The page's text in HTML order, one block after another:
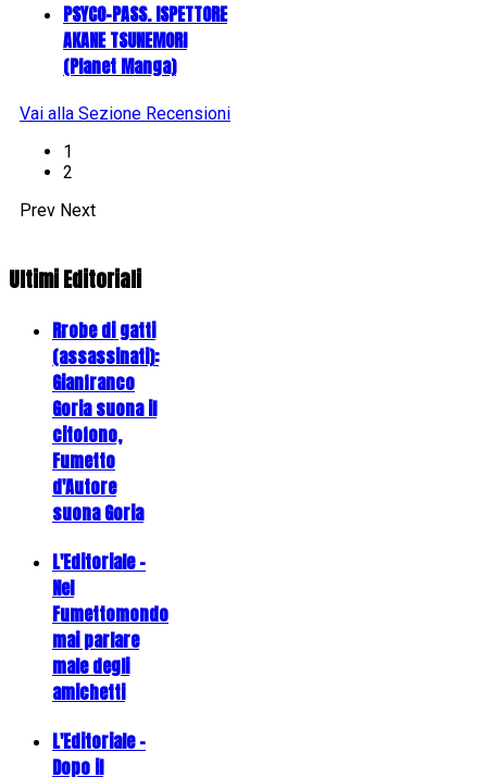
PSYCO-PASS. ISPETTORE
AKANE TSUNEMORI
(Planet Manga)
Vai alla Sezione Recensioni
1
2
Prev Next
Ultimi Editoriali
Rrobe di gatti
(assassinati):
Gianfranco
Goria suona il
citofono,
Fumetto
d'Autore
suona Goria
L'Editoriale -
Nel
Fumettomondo
mai parlare
male degli
amichetti
L'Editoriale -
Dopo il